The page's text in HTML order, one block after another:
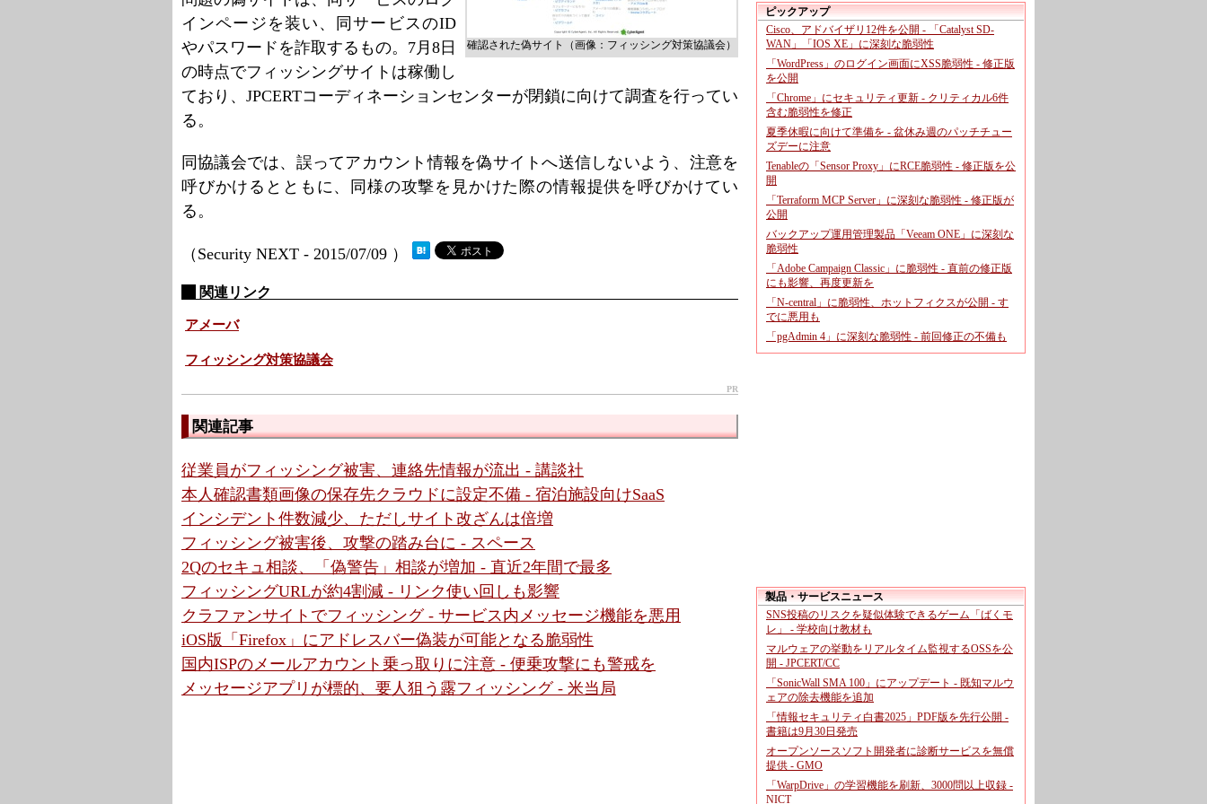
確認された偽サイト（画像：フィッシング対策協議会）
インページを装い、同サービスのID
やパスワードを詐取するもの。7月8日
の時点でフィッシングサイトは稼働し
ており、JPCERTコーディネーションセンターが閉鎖に向けて調査を行ってい
る。
同協議会では、誤ってアカウント情報を偽サイトへ送信しないよう、注意を
呼びかけるとともに、同様の攻撃を見かけた際の情報提供を呼びかけてい
る。
（Security NEXT - 2015/07/09 ）
関連リンク
アメーバ
フィッシング対策協議会
PR
関連記事
従業員がフィッシング被害、連絡先情報が流出 - 講談社
本人確認書類画像の保存先クラウドに設定不備 - 宿泊施設向けSaaS
インシデント件数減少、ただしサイト改ざんは倍増
フィッシング被害後、攻撃の踏み台に - スペース
2Qのセキュ相談、「偽警告」相談が増加 - 直近2年間で最多
フィッシングURLが約4割減 - リンク使い回しも影響
クラファンサイトでフィッシング - サービス内メッセージ機能を悪用
iOS版「Firefox」にアドレスバー偽装が可能となる脆弱性
国内ISPのメールアカウント乗っ取りに注意 - 便乗攻撃にも警戒を
メッセージアプリが標的、要人狙う露フィッシング - 米当局
ピックアップ
Cisco、アドバイザリ12件を公開 - 「Catalyst SD-
WAN」「IOS XE」に深刻な脆弱性
「WordPress」のログイン画面にXSS脆弱性 - 修正版
を公開
「Chrome」にセキュリティ更新 - クリティカル6件
含む脆弱性を修正
夏季休暇に向けて準備を - 盆休み週のパッチチュー
ズデーに注意
Tenableの「Sensor Proxy」にRCE脆弱性 - 修正版を公
開
「Terraform MCP Server」に深刻な脆弱性 - 修正版が
公開
バックアップ運用管理製品「Veeam ONE」に深刻な
脆弱性
「Adobe Campaign Classic」に脆弱性 - 直前の修正版
にも影響、再度更新を
「N-central」に脆弱性、ホットフィクスが公開 - す
でに悪用も
「pgAdmin 4」に深刻な脆弱性 - 前回修正の不備も
製品・サービスニュース
SNS投稿のリスクを疑似体験できるゲーム「ばくモ
レ」 - 学校向け教材も
マルウェアの挙動をリアルタイム監視するOSSを公
開 - JPCERT/CC
「SonicWall SMA 100」にアップデート - 既知マルウ
ェアの除去機能を追加
「情報セキュリティ白書2025」PDF版を先行公開 -
書籍は9月30日発売
オープンソースソフト開発者に診断サービスを無償
提供 - GMO
「WarpDrive」の学習機能を刷新、3000問以上収録 -
NICT